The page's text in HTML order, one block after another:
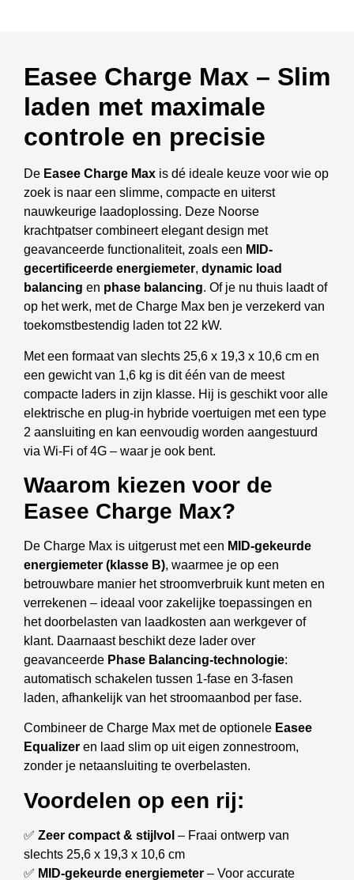
Easee Charge Max – Slim
laden met maximale
controle en precisie
De Easee Charge Max is dé ideale keuze voor wie op
zoek is naar een slimme, compacte en uiterst
nauwkeurige laadoplossing. Deze Noorse
krachtpatser combineert elegant design met
geavanceerde functionaliteit, zoals een MID-
gecertificeerde energiemeter, dynamic load
balancing en phase balancing. Of je nu thuis laadt of
op het werk, met de Charge Max ben je verzekerd van
toekomstbestendig laden tot 22 kW.
Met een formaat van slechts 25,6 x 19,3 x 10,6 cm en
een gewicht van 1,6 kg is dit één van de meest
compacte laders in zijn klasse. Hij is geschikt voor alle
elektrische en plug-in hybride voertuigen met een type
2 aansluiting en kan eenvoudig worden aangestuurd
via Wi-Fi of 4G – waar je ook bent.
Waarom kiezen voor de
Easee Charge Max?
De Charge Max is uitgerust met een MID-gekeurde
energiemeter (klasse B), waarmee je op een
betrouwbare manier het stroomverbruik kunt meten en
verrekenen – ideaal voor zakelijke toepassingen en
het doorbelasten van laadkosten aan werkgever of
klant. Daarnaast beschikt deze lader over
geavanceerde Phase Balancing-technologie:
automatisch schakelen tussen 1-fase en 3-fasen
laden, afhankelijk van het stroomaanbod per fase.
Combineer de Charge Max met de optionele Easee
Equalizer en laad slim op uit eigen zonnestroom,
zonder je netaansluiting te overbelasten.
Voordelen op een rij:
✅ Zeer compact & stijlvol – Fraai ontwerp van
slechts 25,6 x 19,3 x 10,6 cm
✅ MID-gekeurde energiemeter – Voor accurate